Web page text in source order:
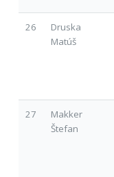
26
Druska
Matúš
27
Makker
Štefan